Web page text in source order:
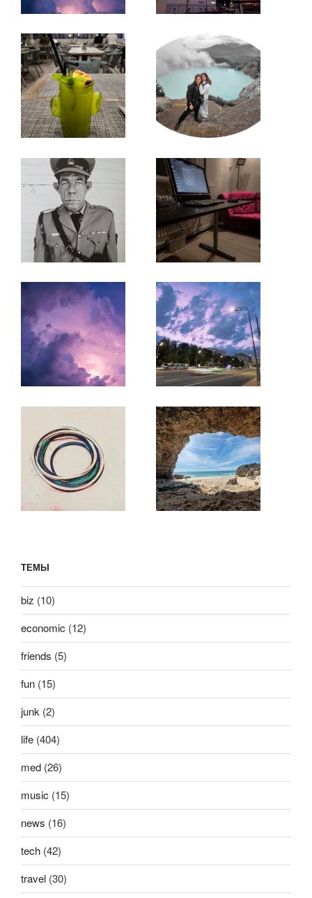
ТЕМЫ
biz (10)
economic (12)
friends (5)
fun (15)
junk (2)
life (404)
med (26)
music (15)
news (16)
tech (42)
travel (30)